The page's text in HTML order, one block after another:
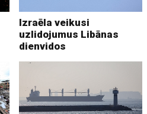
Izraēla veikusi
uzlidojumus Libānas
dienvidos